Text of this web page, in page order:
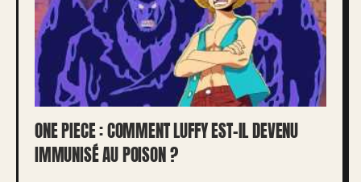
ONE PIECE : COMMENT LUFFY EST-IL DEVENU
IMMUNISÉ AU POISON ?